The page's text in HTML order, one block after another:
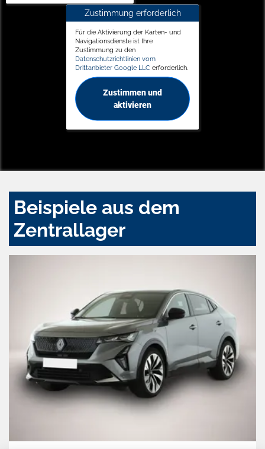
Zustimmung erforderlich
Für die Aktivierung der Karten- und
Navigationsdienste ist Ihre
Zustimmung zu den
Datenschutzrichtlinien vom
Drittanbieter Google LLC erforderlich.
Zustimmen und
aktivieren
Beispiele aus dem
Zentrallager